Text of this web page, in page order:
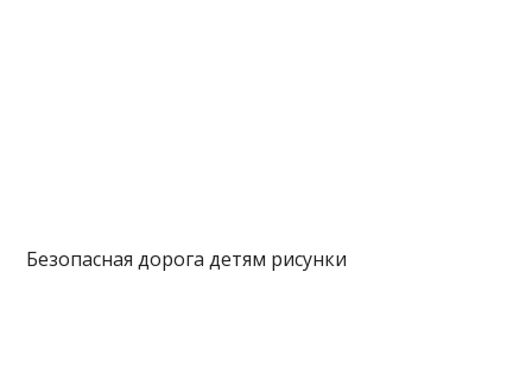
Безопасная дорога детям рисунки